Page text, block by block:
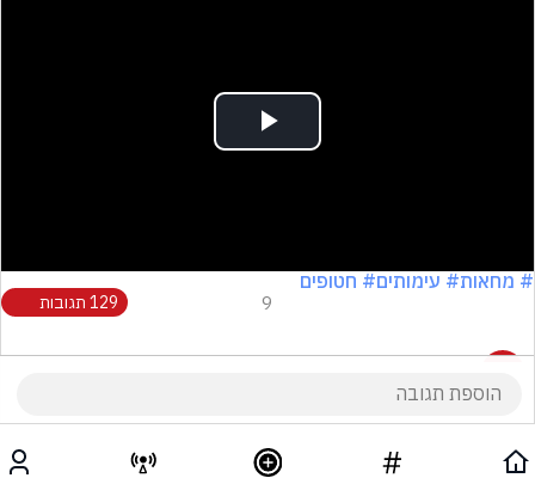
Play
# מחאות# עימותים# חטופים
9 129 תגובות